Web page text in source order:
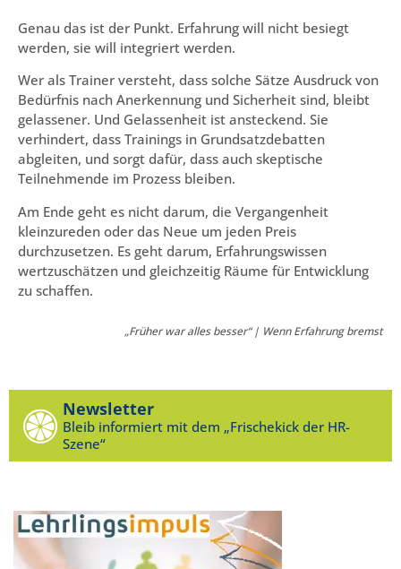
Genau das ist der Punkt. Erfahrung will nicht besiegt
werden, sie will integriert werden.
Wer als Trainer versteht, dass solche Sätze Ausdruck von
Bedürfnis nach Anerkennung und Sicherheit sind, bleibt
gelassener. Und Gelassenheit ist ansteckend. Sie
verhindert, dass Trainings in Grundsatzdebatten
abgleiten, und sorgt dafür, dass auch skeptische
Teilnehmende im Prozess bleiben.
Am Ende geht es nicht darum, die Vergangenheit
kleinzureden oder das Neue um jeden Preis
durchzusetzen. Es geht darum, Erfahrungswissen
wertzuschätzen und gleichzeitig Räume für Entwicklung
zu schaffen.
„Früher war alles besser“ | Wenn Erfahrung bremst
Newsletter
Bleib informiert mit dem „Frischekick der HR-
Szene“